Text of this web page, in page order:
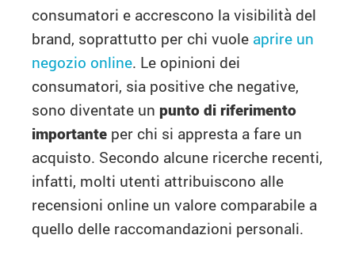
consumatori e accrescono la visibilità del
brand, soprattutto per chi vuole aprire un
negozio online. Le opinioni dei
consumatori, sia positive che negative,
sono diventate un punto di riferimento
importante per chi si appresta a fare un
acquisto. Secondo alcune ricerche recenti,
infatti, molti utenti attribuiscono alle
recensioni online un valore comparabile a
quello delle raccomandazioni personali.